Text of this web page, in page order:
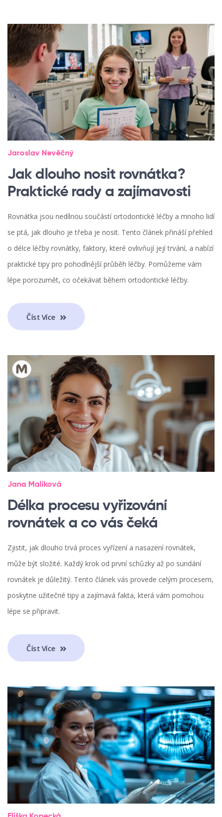
Jaroslav Nevěčný
Jak dlouho nosit rovnátka?
Praktické rady a zajímavosti
Rovnátka jsou nedílnou součástí ortodontické léčby a mnoho lidí
se ptá, jak dlouho je třeba je nosit. Tento článek přináší přehled
o délce léčby rovnátky, faktory, které ovlivňují její trvání, a nabízí
praktické tipy pro pohodlnější průběh léčby. Pomůžeme vám
lépe porozumět, co očekávat během ortodontické léčby.
Číst Více
Jana Malíková
Délka procesu vyřizování
rovnátek a co vás čeká
Zjistit, jak dlouho trvá proces vyřízení a nasazení rovnátek,
může být složité. Každý krok od první schůzky až po sundání
rovnátek je důležitý. Tento článek vás provede celým procesem,
poskytne užitečné tipy a zajímavá fakta, která vám pomohou
lépe se připravit.
Číst Více